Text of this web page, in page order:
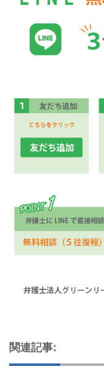
関連記事: